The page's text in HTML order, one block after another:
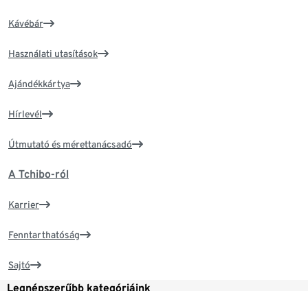
Kávébár
Használati utasítások
Ajándékkártya
Hírlevél
Útmutató és mérettanácsadó
A Tchibo-ról
Karrier
Fenntarthatóság
Sajtó
Legnépszerűbb kategóriáink